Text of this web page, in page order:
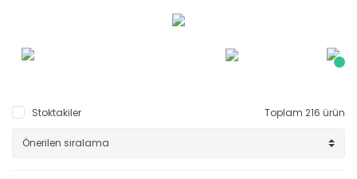
Stoktakiler Toplam 216 ürün